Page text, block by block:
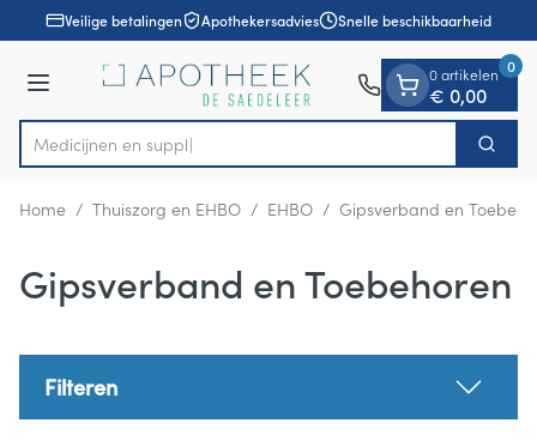
Ga naar de inhoud
1 van 1Veilige betalingen Apothekersadvies Snelle beschikbaarheid
Menu
Product, merk, categorie... Zoek
0 artikelen
€ 0,00
0
Home / Thuiszorg en EHBO / EHBO / Gipsverband en
Gipsverband en Toebehoren
Filteren